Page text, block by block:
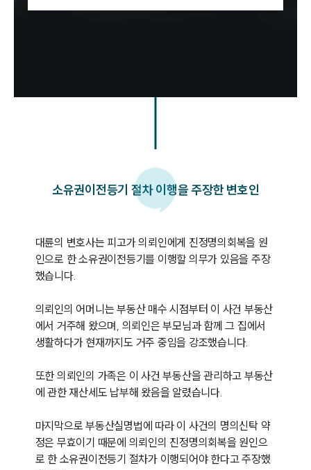
팀소개
대륜의 강점
오시는 길
글로벌 파트너 로펌
AI대륜
업무사례
주요 업무사례
사례분석/최신동향
법률지식인
고객후기
소유권이전등기 절차 이행을 주장한 변호인
대륜의 변호사는 피고가 의뢰인에게 진정명의회복을 원
인으로 한 소유권이전등기를 이행할 의무가 있음을 주장
했습니다.
의뢰인의 어머니는 부동산 매수 시점부터 이 사건 부동산
에서 거주해 왔으며, 의뢰인은 부모님과 함께 그 집에서
생활하다가 현재까지도 거주 중임을 강조했습니다.
또한 의뢰인의 가족은 이 사건 부동산을 관리하고 부동산
에 관한 재산세도 납부해 왔음을 알렸습니다.
마지막으로 부동산실명법에 따라 이 사건의 명의신탁 약
정은 무효이기 때문에 의뢰인의 진정명의회복을 원인으
로 한 소유권이전등기 절차가 이행되어야 한다고 주장했